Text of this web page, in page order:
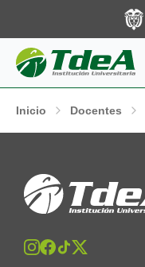
Inicio Docentes